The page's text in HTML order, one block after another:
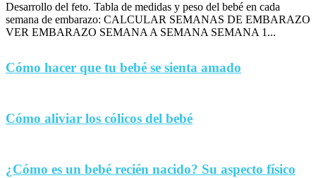
Desarrollo del feto. Tabla de medidas y peso del bebé en cada
semana de embarazo: CALCULAR SEMANAS DE EMBARAZO
VER EMBARAZO SEMANA A SEMANA SEMANA 1...
Cómo hacer que tu bebé se sienta amado
Cómo aliviar los cólicos del bebé
¿Cómo es un bebé recién nacido? Su aspecto físico